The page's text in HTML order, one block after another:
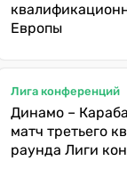
Европы
Лига конференций
Динамо –
матч третьего
раунда Лиги